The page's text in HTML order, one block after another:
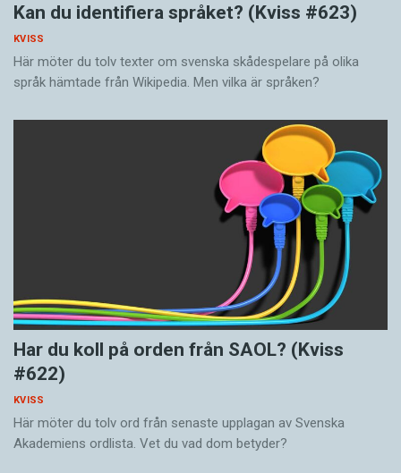
Kan du identifiera språket? (Kviss #623)
KVISS
Här möter du tolv texter om svenska skådespelare på olika
språk hämtade från Wikipedia. Men vilka är språken?
Har du koll på orden från SAOL? (Kviss
#622)
KVISS
Här möter du tolv ord från senaste upplagan av Svenska
Akademiens ordlista. Vet du vad dom betyder?